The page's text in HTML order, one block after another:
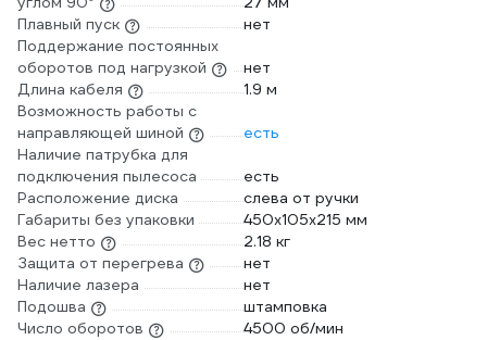
Плавный пуск
нет
Поддержание постоянных
оборотов под нагрузкой
нет
Длина кабеля
1.9 м
Возможность работы с
направляющей шиной
есть
Наличие патрубка для
подключения пылесоса
есть
Расположение диска
слева от ручки
Габариты без упаковки
450х105х215 мм
Вес нетто
2.18 кг
Защита от перегрева
нет
Наличие лазера
нет
Подошва
штамповка
Число оборотов
4500 об/мин